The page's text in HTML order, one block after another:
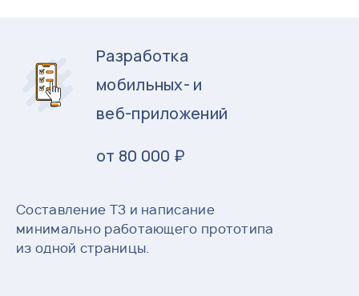
Разработка
мобильных- и
веб-приложений
от 80 000 ₽
Составление ТЗ и написание
минимально работающего прототипа
из одной страницы.